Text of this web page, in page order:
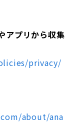
アプリから収集
privacy/
about/ana